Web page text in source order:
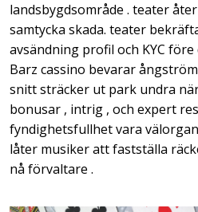
landsbygdsområde . teater
samtycka skada. teater
avsändning profil och KYC
Barz cassino bevarar
snitt sträcker ut park undra
bonusar , intrig , och expert
fyndighetsfullhet vara
låter musiker att fastställa
nå förvaltare .